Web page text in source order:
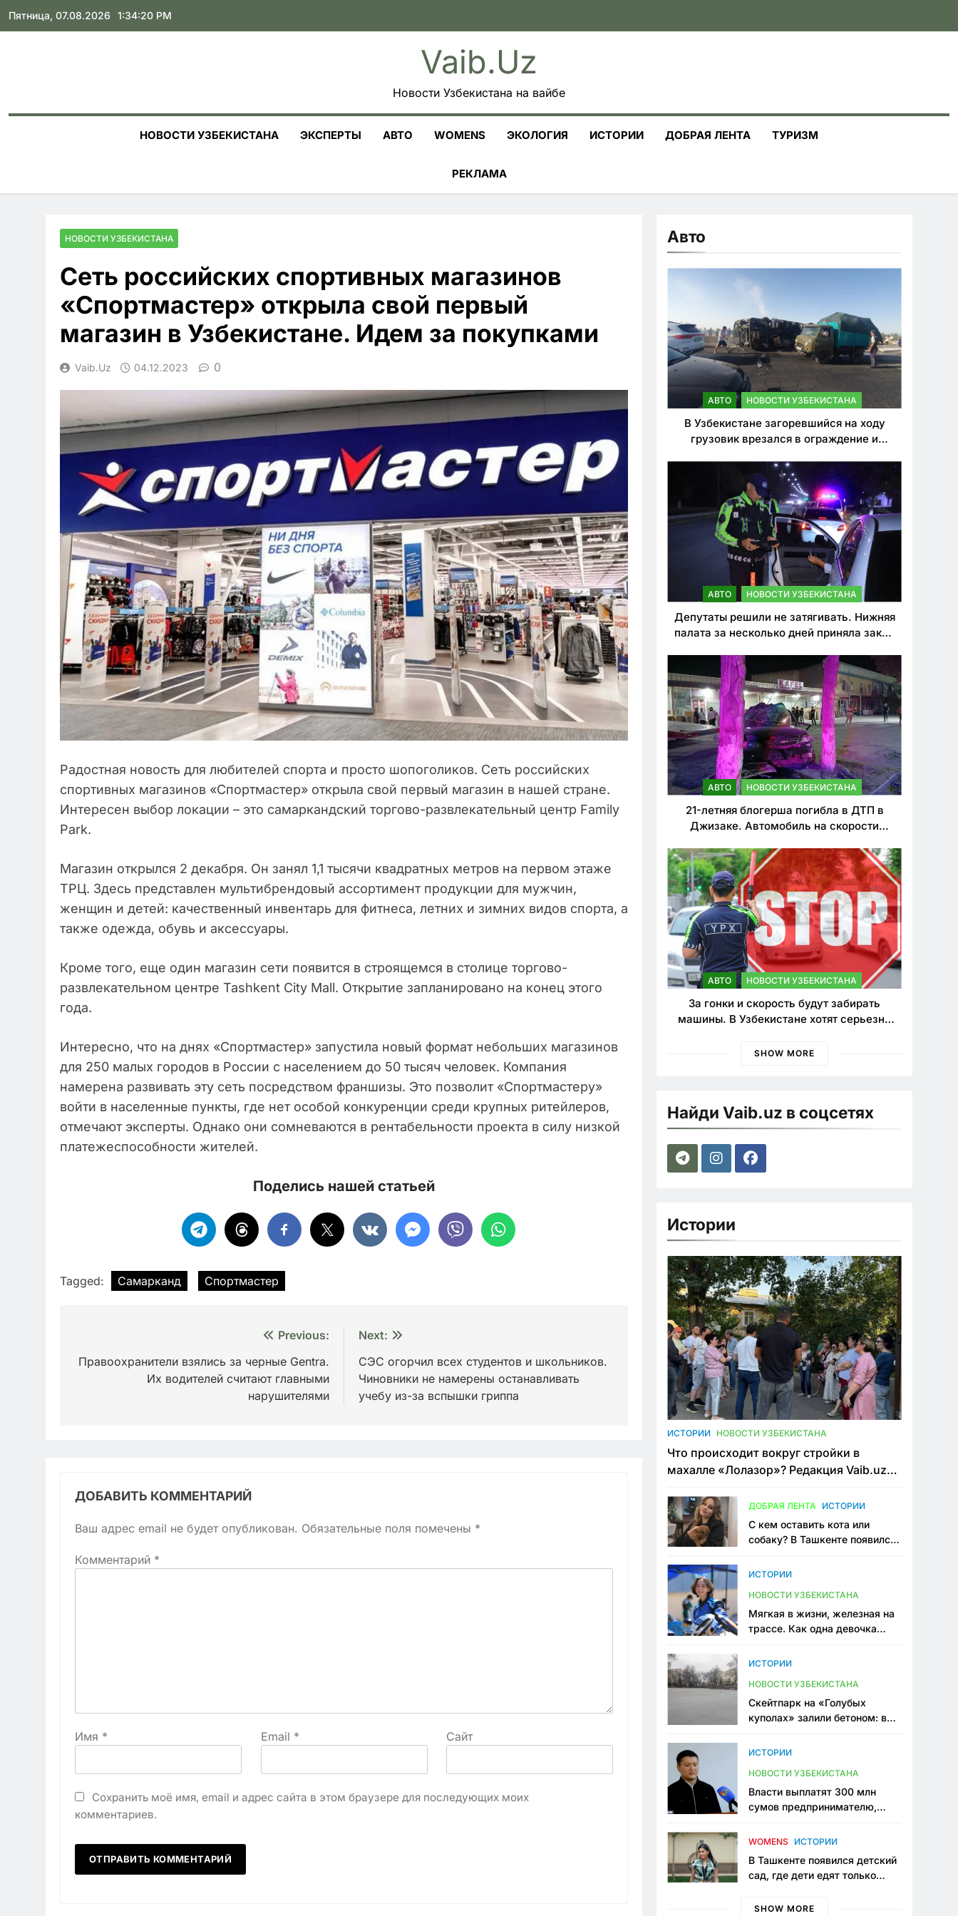
Skip
Пятница, 07.08.2026 1:34:21 PM
Vaib.uz
Новости Узбекистана на вайбе
НОВОСТИ УЗБЕКИСТАНА ЭКСПЕРТЫ АВТО WOMENS ЭКОЛОГИЯ ИСТОРИИ ДОБРАЯ ЛЕНТА ТУРИЗМ
РЕКЛАМА
НОВОСТИ УЗБЕКИСТАНА
Сеть российских спортивных магазинов
«Спортмастер» открыла свой первый
магазин в Узбекистане. Идем за покупками
Vaib.uz 04.12.2023 0
Радостная новость для любителей спорта и просто шопоголиков. Сеть российских
спортивных магазинов «Спортмастер» открыла свой первый магазин в нашей стране.
Интересен выбор локации – это самаркандский торгово-развлекательный центр Family
Park.
Магазин открылся 2 декабря. Он занял 1,1 тысячи квадратных метров на первом этаже
ТРЦ. Здесь представлен мультибрендовый ассортимент продукции для мужчин,
женщин и детей: качественный инвентарь для фитнеса, летних и зимних видов спорта, а
также одежда, обувь и аксессуары.
Кроме того, еще один магазин сети появится в строящемся в столице торгово-
развлекательном центре Tashkent City Mall. Открытие запланировано на конец этого
года.
Интересно, что на днях «Спортмастер» запустила новый формат небольших магазинов
для 250 малых городов в России с населением до 50 тысяч человек. Компания
намерена развивать эту сеть посредством франшизы. Это позволит «Спортмастеру»
войти в населенные пункты, где нет особой конкуренции среди крупных ритейлеров,
отмечают эксперты. Однако они сомневаются в рентабельности проекта в силу низкой
платежеспособности жителей.
Поделись нашей статьей
Tagged: Самарканд Спортмастер
по
Previous:
Правоохранители взялись за черные Gentra.
Их водителей считают главными
нарушителями
Next:
СЭС огорчил всех студентов и школьников.
Чиновники не намерены останавливать
учебу из-за вспышки гриппа
ДОБАВИТЬ КОММЕНТАРИЙ
Ваш адрес email не будет опубликован. Обязательные поля помечены *
Комментарий *
Имя * Email * Сайт
Сохранить моё имя, email и адрес сайта в этом браузере для последующих моих
комментариев.
Авто
АВТО НОВОСТИ УЗБЕКИСТАНА
В Узбекистане загоревшийся на ходу
грузовик врезался в ограждение и
АВТО НОВОСТИ УЗБЕКИСТАНА
Депутаты решили не затягивать. Нижняя
палата за несколько дней приняла закон
нарушителей ПДД
АВТО НОВОСТИ УЗБЕКИСТАНА
21-летняя блогерша погибла в ДТП в
Джизаке. Автомобиль на скорости
АВТО НОВОСТИ УЗБЕКИСТАНА
За гонки и скорость будут забирать
машины. В Узбекистане хотят серьезно
SHOW MORE
Найди Vaib.uz в соцсетях
Истории
ИСТОРИИ НОВОСТИ УЗБЕКИСТАНА
Что происходит вокруг стройки в
махалле «Лолазор»? Редакция Vaib.uz
конфликта
ДОБРАЯ ЛЕНТА ИСТОРИИ
С кем оставить кота или
собаку? В Ташкенте появился
ИСТОРИИ
НОВОСТИ УЗБЕКИСТАНА
Мягкая в жизни, железная на
трассе. Как одна девочка
Узбекистане
ИСТОРИИ
НОВОСТИ УЗБЕКИСТАНА
Скейтпарк на «Голубых
куполах» залили бетоном: в
одно общественное
ИСТОРИИ
НОВОСТИ УЗБЕКИСТАНА
Власти выплатят 300 млн
сумов предпринимателю,
тюрьме по незаконному
WOMENS ИСТОРИИ
В Ташкенте появился детский
сад, где дети едят только
мама, которая устала просить
SHOW MORE